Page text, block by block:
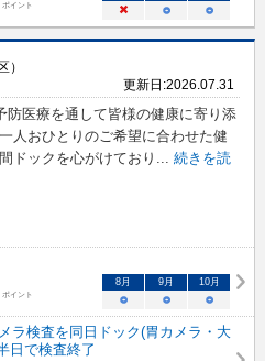
ポイント × ○ ○
）
更新日:2026.07.31
防医療を通して皆様の健康に寄り添
人おひとりのご希望に合わせた健
ドックを心がけており
続きを読
ポイント
8 月 9 月 10月
○ ○ ○
ラ検査を同日ドック(胃カメラ・大
日で検査終了